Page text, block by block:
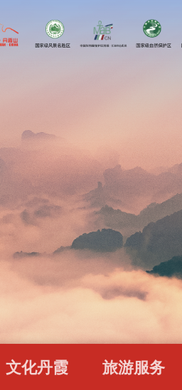
文化丹霞 旅游服务